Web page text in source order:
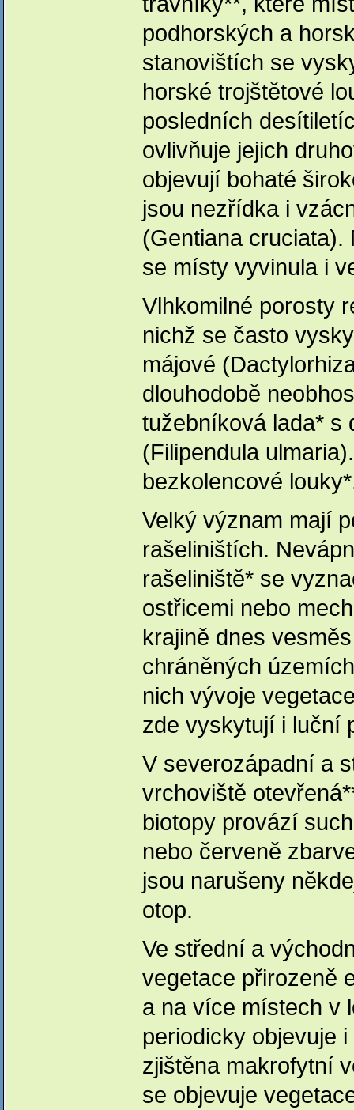
podhorských a
stanovištích se
horské trojštětové
posledních
ovlivňuje jejich
objevují bohaté
jsou nezřídka i
(Gentiana
se místy vyvinula i
Vlhkomilné porosty
nichž se často
májové
dlouhodobě
tužebníková lada* s
(Filipendula
bezkolencové
Velký význam mají
rašeliništích.
rašeliniště* se
ostřicemi nebo
krajině dnes
chráněných
nich vývoje
zde vyskytují i luční
V severozápadní a
vrchoviště
biotopy provází
nebo červeně
jsou narušeny
otop.
Ve střední a
vegetace přirozeně
a na více místech v
periodicky objevuje
zjištěna makrofytní
se objevuje